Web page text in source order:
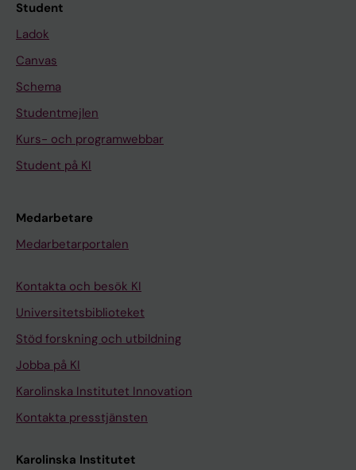
Student
Ladok
Canvas
Schema
Studentmejlen
Kurs- och programwebbar
Student på KI
Medarbetare
Medarbetarportalen
Kontakta och besök KI
Universitetsbiblioteket
Stöd forskning och utbildning
Jobba på KI
Karolinska Institutet Innovation
Kontakta presstjänsten
Karolinska Institutet